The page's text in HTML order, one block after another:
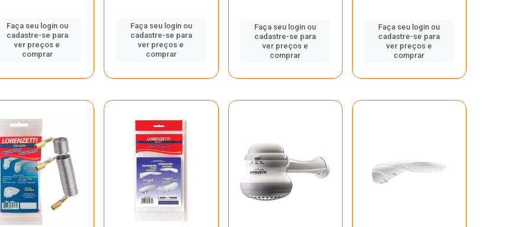
Faça seu login ou
cadastre-se para
ver preços e
comprar
Faça seu login ou
cadastre-se para
ver preços e
comprar
Faça seu login ou
cadastre-se para
ver preços e
comprar
Faça seu login ou
cadastre-se para
ver preços e
comprar